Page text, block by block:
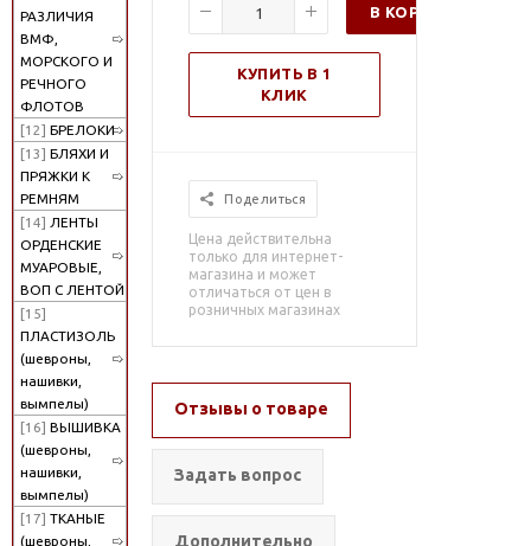
РАЗЛИЧИЯ
ВМФ,
МОРСКОГО И
РЕЧНОГО
ФЛОТОВ
[12] БРЕЛОКИ
[13] БЛЯХИ И
ПРЯЖКИ К
РЕМНЯМ
[14] ЛЕНТЫ
ОРДЕНСКИЕ
МУАРОВЫЕ,
ВОП С ЛЕНТОЙ
[15]
ПЛАСТИЗОЛЬ
(шевроны,
нашивки,
вымпелы)
[16] ВЫШИВКА
(шевроны,
нашивки,
вымпелы)
[17] ТКАНЫЕ
(шевроны,
В КОРЗИНУ
КУПИТЬ В 1
КЛИК
Поделиться
Цена действительна
только для интернет-
магазина и может
отличаться от цен в
розничных магазинах
Отзывы о товаре
Задать вопрос
Дополнительно